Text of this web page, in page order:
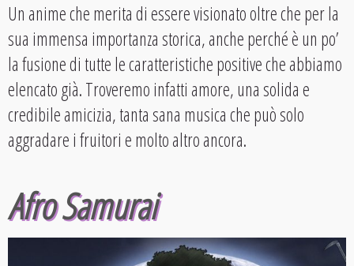
Un anime che merita di essere visionato oltre che per la
sua immensa importanza storica, anche perché è un po’
la fusione di tutte le caratteristiche positive che abbiamo
elencato già. Troveremo infatti amore, una solida e
credibile amicizia, tanta sana musica che può solo
aggradare i fruitori e molto altro ancora.
Afro Samurai